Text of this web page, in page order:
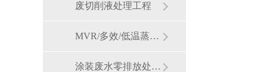
废切削液处理工程
MVR/多效/低温蒸发母液处理工程
涂装废水零排放处理工程